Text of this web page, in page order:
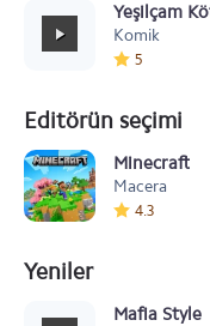
Yeşilçam
Komik
5
Editörün seçimi
Minecraft
Macera
4.3
Yeniler
Mafia Style